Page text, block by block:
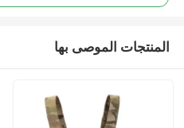
المنتجات الموصى بها